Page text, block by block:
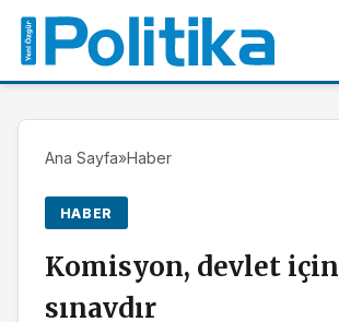
Ana Sayfa»Haber
HABER
Komisyon, devlet için
sınavdır